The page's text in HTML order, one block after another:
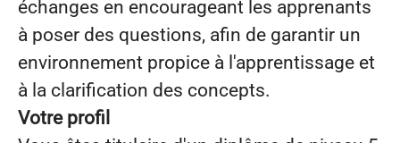
échanges en encourageant les apprenants
à poser des questions, afin de garantir un
environnement propice à l'apprentissage et
à la clarification des concepts.
Votre profil